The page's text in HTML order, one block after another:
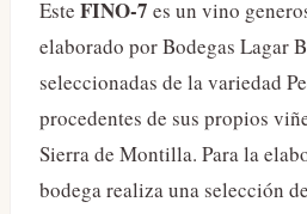
Este FINO-7 es un vino
elaborado por Bodegas Lagar
seleccionadas de la variedad
procedentes de sus propios
Sierra de Montilla. Para la
bodega realiza una selección